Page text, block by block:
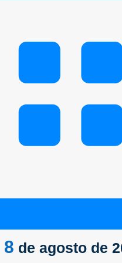
8 de agosto de